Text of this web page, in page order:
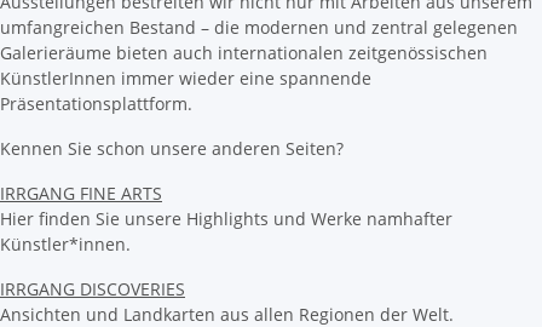
umfangreichen Bestand – die modernen und zentral gelegenen
Galerieräume bieten auch internationalen zeitgenössischen
KünstlerInnen immer wieder eine spannende
Präsentationsplattform.
Kennen Sie schon unsere anderen Seiten?
IRRGANG FINE ARTS
Hier finden Sie unsere Highlights und Werke namhafter
Künstler*innen.
IRRGANG DISCOVERIES
Ansichten und Landkarten aus allen Regionen der Welt.